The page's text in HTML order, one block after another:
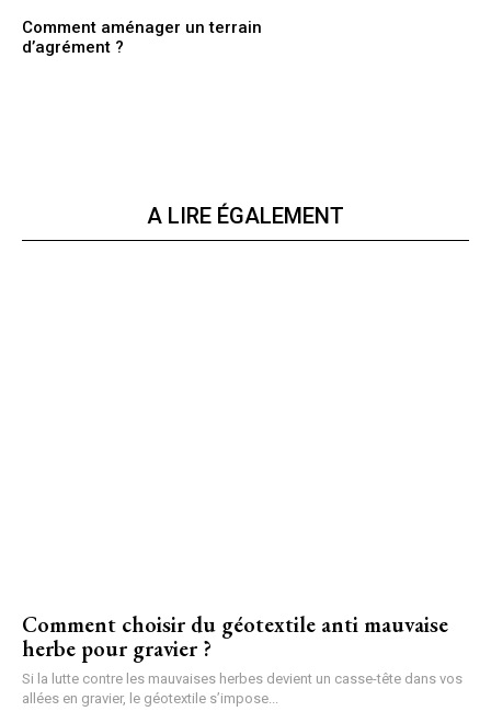
Comment aménager un terrain
d’agrément ?
A LIRE ÉGALEMENT
Comment choisir du géotextile anti mauvaise
herbe pour gravier ?
Si la lutte contre les mauvaises herbes devient un casse-tête dans vos
allées en gravier, le géotextile s’impose...